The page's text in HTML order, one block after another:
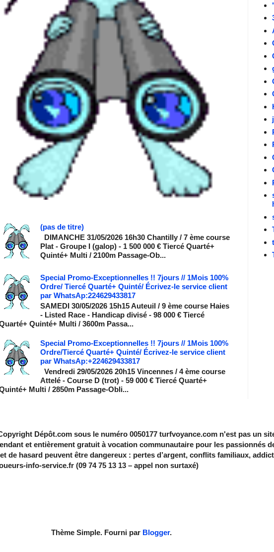
(pas de titre)
DIMANCHE 31/05/2026 16h30 Chantilly / 7 ème course
Plat - Groupe I (galop) - 1 500 000 € Tiercé Quarté+
Quinté+ Multi / 2100m Passage-Ob...
Special Promo-Exceptionnelles !! 7jours // 1Mois 100%
Ordre/ Tiercé Quarté+ Quinté/ Écrivez-le service client
par WhatsAp:224629433817
SAMEDI 30/05/2026 15h15 Auteuil / 9 ème course Haies
- Listed Race - Handicap divisé - 98 000 € Tiercé
Quinté+ Multi / 3600m Passa...
Special Promo-Exceptionnelles !! 7jours // 1Mois 100%
Ordre/Tiercé Quarté+ Quinté/ Écrivez-le service client
par WhatsAp:+224629433817
Vendredi 29/05/2026 20h15 Vincennes / 4 ème course
Attelé - Course D (trot) - 59 000 € Tiercé Quarté+
Multi / 2850m Passage-Obli...
Dépôt.com sous le numéro 0050177 turfvoyance.com n'est pas un
et entièrement gratuit à vocation communautaire pour les passionnés
de hasard peuvent être dangereux : pertes d’argent, conflits familiaux,
info-service.fr (09 74 75 13 13 – appel non surtaxé)
Thème Simple. Fourni par Blogger.